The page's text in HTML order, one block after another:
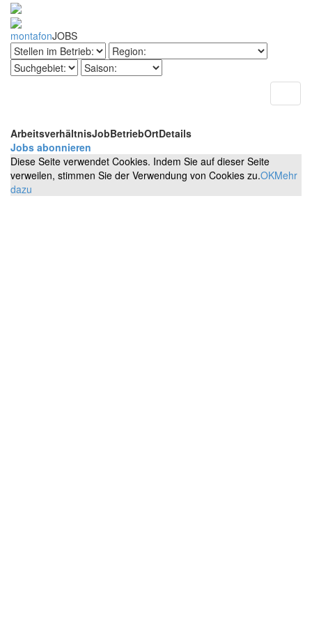
montafonJOBS
ArbeitsverhältnisJobBetriebOrtDetails
Jobs abonnieren
Diese Seite verwendet Cookies. Indem Sie auf dieser Seite
verweilen, stimmen Sie der Verwendung von Cookies zu.OKMehr
dazu